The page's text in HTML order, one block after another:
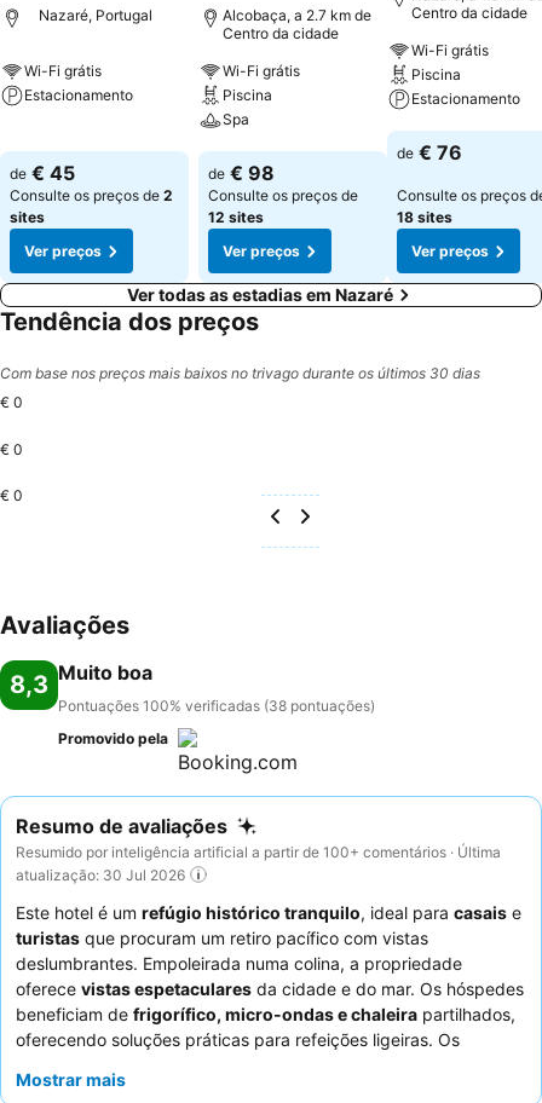
Nazaré, Portugal
Wi-Fi grátis
Estacionamento
de € 45
Consulte os preços de 2
sites
Ver preços
Alcobaça, a 2.7 km de
Centro da cidade
Wi-Fi grátis
Piscina
Spa
Ver preços
de € 98
Consulte os preços de
12 sites
Ver preços
Centro da cidade
Wi-Fi grátis
Piscina
Estacionamento
Ver preços
de € 76
Consulte os preços
18 sites
Ver preços
Ver todas as estadias em Nazaré
Tendência dos preços
Com base nos preços mais baixos no trivago durante os últimos 30 dias
€ 0
€ 0
€ 0
Avaliações
8,3 Muito boa
Pontuações 100% verificadas (38 pontuações)
Promovido pela
Resumo de avaliações
Resumido por inteligência artificial a partir de 100+ comentários · Última
atualização: 30 Jul 2026
Este hotel é um refúgio histórico tranquilo, ideal para casais e
turistas que procuram um retiro pacífico com vistas
deslumbrantes. Empoleirada numa colina, a propriedade
oferece vistas espetaculares da cidade e do mar. Os hóspedes
beneficiam de frigorífico, micro-ondas e chaleira partilhados,
oferecendo soluções práticas para refeições ligeiras. Os
calorosa e acolhedora
Mostrar mais